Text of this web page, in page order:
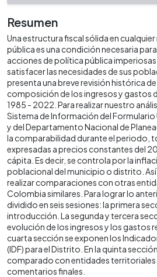
Resumen
Una estructura fiscal sólida en
pública es una condición necesaria
acciones de política pública imperiosas
satisfacer las necesidades de sus
presenta una breve revisión histórica
composición de los ingresos y gastos
1985 - 2022. Para realizar nuestro
Sistema de Información del Formulario
y del Departamento Nacional de
la comparabilidad durante el periodo,
expresadas a precios constantes del
cápita. Es decir, se controla por la
poblacional del municipio o distrito.
realizar comparaciones con otras
Colombia similares. Para lograr lo
dividido en seis sesiones: la primera
introducción. La segunda y tercera
evolución de los ingresos y los gastos
cuarta sección se exponen los
(IDF) para el Distrito. En la quinta
comparado con entidades territoriales
comentarios finales.